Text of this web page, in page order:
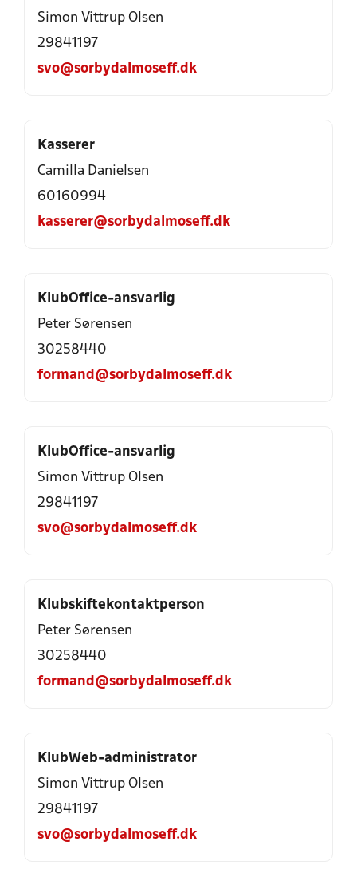
Simon Vittrup Olsen
29841197
svo@sorbydalmoseff.dk
Kasserer
Camilla Danielsen
60160994
kasserer@sorbydalmoseff.dk
KlubOffice-ansvarlig
Peter Sørensen
30258440
formand@sorbydalmoseff.dk
KlubOffice-ansvarlig
Simon Vittrup Olsen
29841197
svo@sorbydalmoseff.dk
Klubskiftekontaktperson
Peter Sørensen
30258440
formand@sorbydalmoseff.dk
KlubWeb-administrator
Simon Vittrup Olsen
29841197
svo@sorbydalmoseff.dk